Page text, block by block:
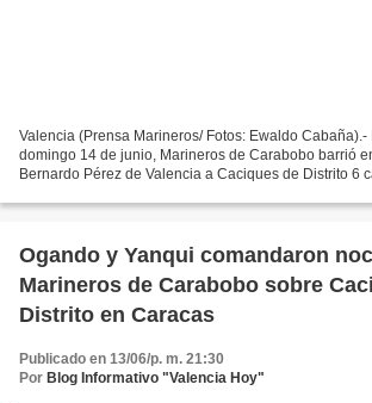
Valencia (Prensa Marineros/ Fotos: Ewaldo Cabaña).-
domingo 14 de junio, Marineros de Carabobo barrió
Bernardo Pérez de Valencia a Caciques de Distrito 6
Ogando y Yanqui comandaron
Marineros de Carabobo sobre
Distrito en Caracas
Publicado en 13/06/p. m. 21:30
Por Blog Informativo "Valencia Hoy"